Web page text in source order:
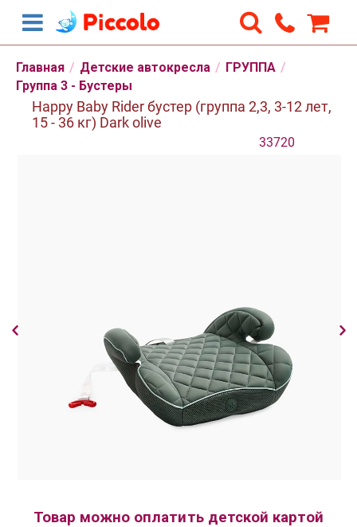
Главная / Детские автокресла / ГРУППА /
Группа 3 - Бустеры
Happy Baby Rider бустер (группа 2,3, 3-12 лет,
15 - 36 кг) Dark olive
33720
Товар можно оплатить детской картой